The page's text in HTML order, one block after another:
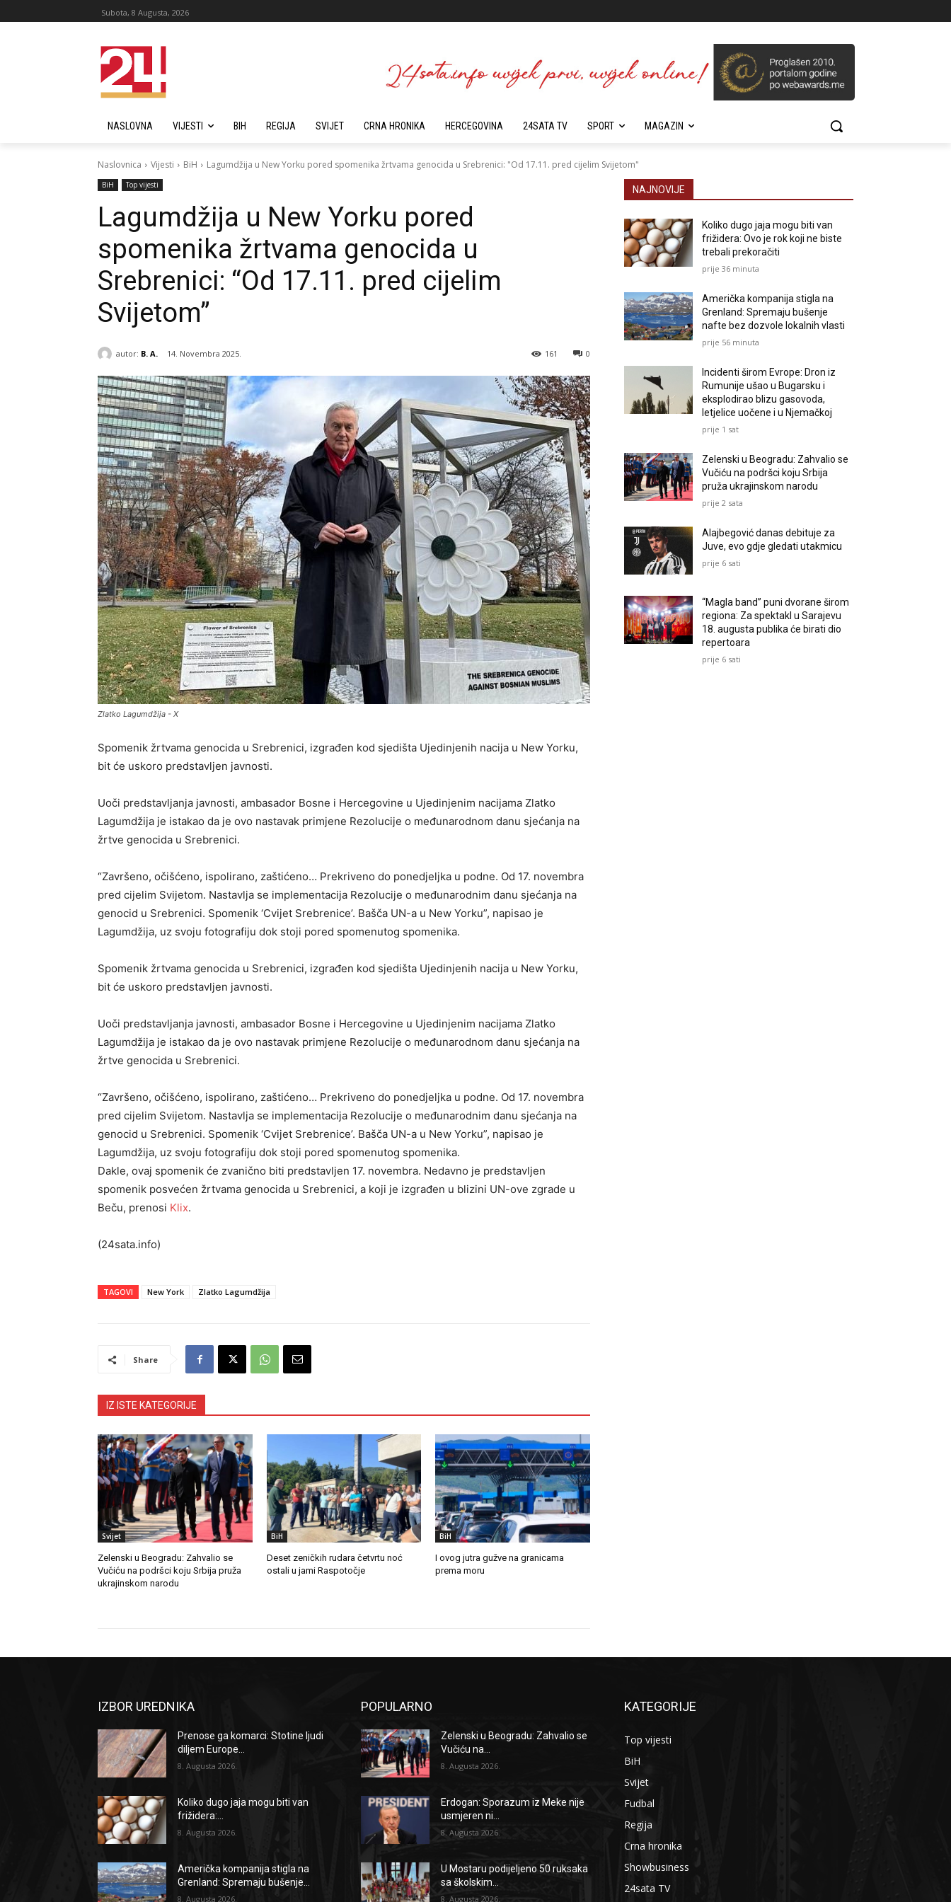
Subota, 8 Augusta, 2026
NASLOVNA VIJESTI BIH REGIJA SVIJET CRNA HRONIKA HERCEGOVINA 24SATA TV SPORT MAGAZIN
Naslovnica Vijesti BiH Lagumdžija u New Yorku pored spomenika žrtvama genocida u Srebrenici: "Od 17.11. pred cijelim Svijetom"
BiH Top vijesti
Lagumdžija u New Yorku pored
spomenika žrtvama genocida u
Srebrenici: “Od 17.11. pred cijelim
Svijetom”
autor: B. A. 14. Novembra 2025. 0
161
Zlatko Lagumdžija - X
Spomenik žrtvama genocida u Srebrenici, izgrađen kod sjedišta Ujedinjenih nacija u New Yorku,
bit će uskoro predstavljen javnosti.
Uoči predstavljanja javnosti, ambasador Bosne i Hercegovine u Ujedinjenim nacijama Zlatko
Lagumdžija je istakao da je ovo nastavak primjene Rezolucije o međunarodnom danu sjećanja na
žrtve genocida u Srebrenici.
“Završeno, očišćeno, ispolirano, zaštićeno… Prekriveno do ponedjeljka u podne. Od 17. novembra
pred cijelim Svijetom. Nastavlja se implementacija Rezolucije o međunarodnim danu sjećanja na
genocid u Srebrenici. Spomenik ‘Cvijet Srebrenice’. Bašča UN-a u New Yorku”, napisao je
Lagumdžija, uz svoju fotografiju dok stoji pored spomenutog spomenika.
Spomenik žrtvama genocida u Srebrenici, izgrađen kod sjedišta Ujedinjenih nacija u New Yorku,
bit će uskoro predstavljen javnosti.
Uoči predstavljanja javnosti, ambasador Bosne i Hercegovine u Ujedinjenim nacijama Zlatko
Lagumdžija je istakao da je ovo nastavak primjene Rezolucije o međunarodnom danu sjećanja na
žrtve genocida u Srebrenici.
“Završeno, očišćeno, ispolirano, zaštićeno… Prekriveno do ponedjeljka u podne. Od 17. novembra
pred cijelim Svijetom. Nastavlja se implementacija Rezolucije o međunarodnim danu sjećanja na
genocid u Srebrenici. Spomenik ‘Cvijet Srebrenice’. Bašča UN-a u New Yorku”, napisao je
Lagumdžija, uz svoju fotografiju dok stoji pored spomenutog spomenika.
Dakle, ovaj spomenik će zvanično biti predstavljen 17. novembra. Nedavno je predstavljen
spomenik posvećen žrtvama genocida u Srebrenici, a koji je izgrađen u blizini UN-ove zgrade u
Beču, prenosi Klix.
(24sata.info)
TAGOVI New York Zlatko Lagumdžija
Share
IZ ISTE KATEGORIJE
Svijet
Zelenski u Beogradu: Zahvalio se
Vučiću na podršci koju Srbija pruža
ukrajinskom narodu
BiH
Deset zeničkih rudara četvrtu noć
ostali u jami Raspotočje
BiH
I ovog jutra gužve na granicama
prema moru
NAJNOVIJE
Koliko dugo jaja mogu biti van
frižidera: Ovo je rok koji ne biste
trebali prekoračiti
prije 36 minuta
Američka kompanija stigla na
Grenland: Spremaju bušenje
nafte bez dozvole lokalnih vlasti
prije 56 minuta
Incidenti širom Evrope: Dron iz
Rumunije ušao u Bugarsku i
eksplodirao blizu gasovoda,
letjelice uočene i u Njemačkoj
prije 1 sat
Zelenski u Beogradu: Zahvalio se
Vučiću na podršci koju Srbija
pruža ukrajinskom narodu
prije 2 sata
Alajbegović danas debituje za
Juve, evo gdje gledati utakmicu
prije 6 sati
“Magla band” puni dvorane širom
regiona: Za spektakl u Sarajevu
18. augusta publika će birati dio
repertoara
prije 6 sati
IZBOR UREDNIKA
Prenose ga komarci: Stotine ljudi
diljem Europe...
8. Augusta 2026.
Koliko dugo jaja mogu biti van
frižidera:...
8. Augusta 2026.
Američka kompanija stigla na
Grenland: Spremaju bušenje...
8. Augusta 2026.
POPULARNO
Zelenski u Beogradu: Zahvalio se
Vučiću na...
8. Augusta 2026.
Erdogan: Sporazum iz Meke nije
usmjeren ni...
8. Augusta 2026.
U Mostaru podijeljeno 50 ruksaka
sa školskim...
8. Augusta 2026.
KATEGORIJE
Top vijesti
BiH
Svijet
Fudbal
Regija
Crna hronika
Showbusiness
24sata TV